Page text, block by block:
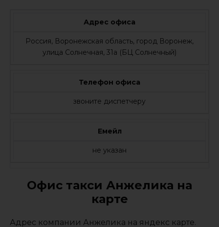
Адрес офиса
Россия, Воронежская область, город Воронеж,
улица Солнечная, 31а (БЦ Солнечный)
Телефон офиса
звоните диспетчеру
Емейл
не указан
Офис такси Анжелика на
карте
Адрес компании Анжелика на яндекс карте.